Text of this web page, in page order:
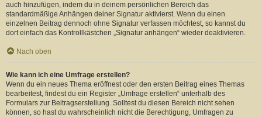
auch hinzufügen, indem du in deinem persönlichen Bereich das
standardmäßige Anhängen deiner Signatur aktivierst. Wenn du einen
einzelnen Beitrag dennoch ohne Signatur verfassen möchtest, so kannst du
dort einfach das Kontrollkästchen „Signatur anhängen“ wieder deaktivieren.
Nach oben
Wie kann ich eine Umfrage erstellen?
Wenn du ein neues Thema eröffnest oder den ersten Beitrag eines Themas
bearbeitest, findest du ein Register „Umfrage erstellen“ unterhalb des
Formulars zur Beitragserstellung. Solltest du diesen Bereich nicht sehen
können, so hast du wahrscheinlich nicht die Berechtigung, Umfragen zu